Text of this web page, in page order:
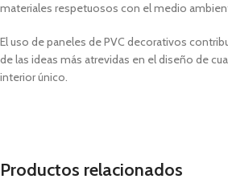
materiales respetuosos con el medio
El uso de paneles de PVC decorativos
de las ideas más atrevidas en el diseño de
interior único.
Productos relacionados